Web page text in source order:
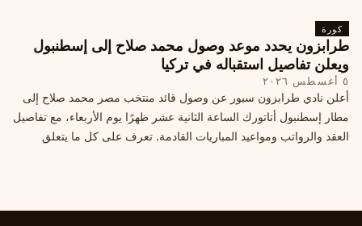
كورة
طرابزون يحدد موعد وصول محمد صلاح إلى إسطنبول
ويعلن تفاصيل استقباله في تركيا
٥ أغسطس ٢٠٢٦
أعلن نادي طرابزون سبور عن وصول قائد منتخب مصر محمد صلاح إلى
مطار إسطنبول أتاتورك الساعة الثانية عشر ظهرًا يوم الأربعاء، مع تفاصيل
العقد والرواتب ومواعيد المباريات القادمة. تعرف على كل ما يتعلق